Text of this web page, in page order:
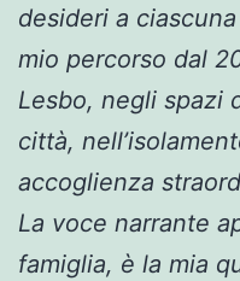
desideri a
mio percorso dal
Lesbo, negli spazi
città,
accoglienza
La voce narrante
famiglia, è la mia